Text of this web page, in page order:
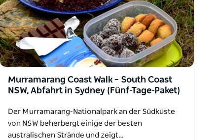
Murramarang Coast Walk – South Coast
NSW, Abfahrt in Sydney (Fünf-Tage-Paket)
Der Murramarang-Nationalpark an der Südküste
von NSW beherbergt einige der besten
australischen Strände und zeigt…